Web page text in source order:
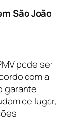
São João
pode ser
com a
garante
de lugar,